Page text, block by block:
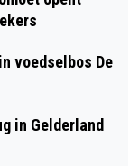
voedselbos De
in Gelderland